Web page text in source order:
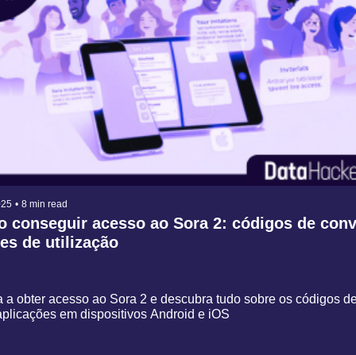
• 8 min read
conseguir acesso ao Sora 2: códigos de
de utilização
a obter acesso ao Sora 2 e descubra tudo sobre os códigos
em dispositivos Android e iOS